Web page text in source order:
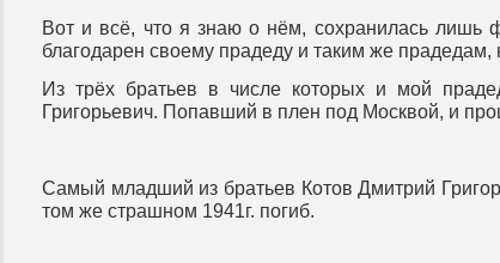
Вот и всё, что я знаю о нём, сохранилась лишь
благодарен своему прадеду и таким же
Из трёх братьев в числе которых и мой
Григорьевич. Попавший в плен под Москвой, и
Самый младший из братьев Котов Дмитрий
том же страшном 1941г. погиб.